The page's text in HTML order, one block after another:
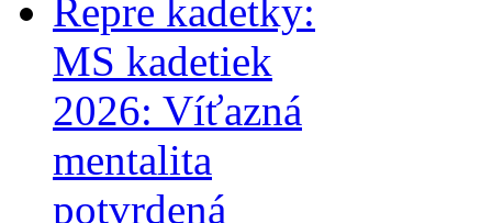
Repre kadetky:
MS kadetiek
2026: Víťazná
mentalita
potvrdená